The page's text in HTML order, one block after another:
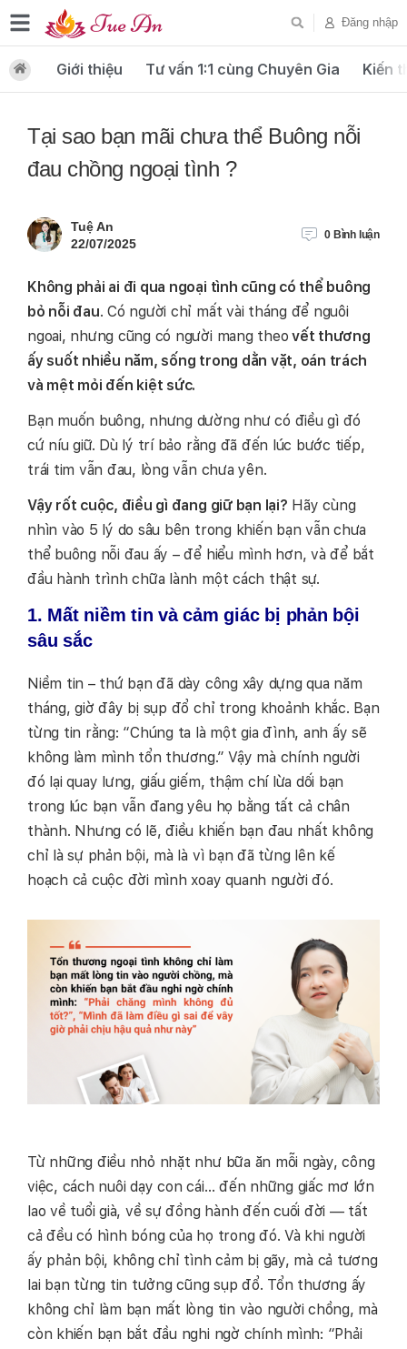
Đăng nhập
Giới thiệu Tư vấn 1:1 cùng Chuyên Gia Kiến
Tại sao bạn mãi chưa thể Buông nỗi
đau chồng ngoại tình ?
Tuệ An
22/07/2025
0 Bình luận
Không phải ai đi qua ngoại tình cũng có thể buông
bỏ nỗi đau. Có người chỉ mất vài tháng để nguôi
ngoai, nhưng cũng có người mang theo vết thương
ấy suốt nhiều năm, sống trong dằn vặt, oán trách
và mệt mỏi đến kiệt sức.
Bạn muốn buông, nhưng dường như có điều gì đó
cứ níu giữ. Dù lý trí bảo rằng đã đến lúc bước tiếp,
trái tim vẫn đau, lòng vẫn chưa yên.
Vậy rốt cuộc, điều gì đang giữ bạn lại? Hãy cùng
nhìn vào 5 lý do sâu bên trong khiến bạn vẫn chưa
thể buông nỗi đau ấy – để hiểu mình hơn, và để bắt
đầu hành trình chữa lành một cách thật sự.
1. Mất niềm tin và cảm giác bị phản bội
sâu sắc
Niềm tin – thứ bạn đã dày công xây dựng qua năm
tháng, giờ đây bị sụp đổ chỉ trong khoảnh khắc. Bạn
từng tin rằng: “Chúng ta là một gia đình, anh ấy sẽ
không làm mình tổn thương.” Vậy mà chính người
đó lại quay lưng, giấu giếm, thậm chí lừa dối bạn
trong lúc bạn vẫn đang yêu họ bằng tất cả chân
thành. Nhưng có lẽ, điều khiến bạn đau nhất không
chỉ là sự phản bội, mà là vì bạn đã từng lên kế
hoạch cả cuộc đời mình xoay quanh người đó.
Từ những điều nhỏ nhặt như bữa ăn mỗi ngày, công
việc, cách nuôi dạy con cái… đến những giấc mơ lớn
lao về tuổi già, về sự đồng hành đến cuối đời — tất
cả đều có hình bóng của họ trong đó. Và khi người
ấy phản bội, không chỉ tình cảm bị gãy, mà cả tương
lai bạn từng tin tưởng cũng sụp đổ. Tổn thương ấy
không chỉ làm bạn mất lòng tin vào người chồng, mà
còn khiến bạn bắt đầu nghi ngờ chính mình: “Phải